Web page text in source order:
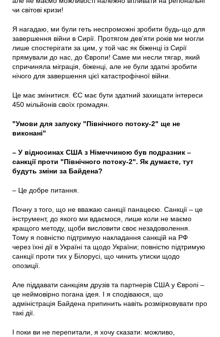
чи світові кризи!
Я нагадаю, ми були геть неспроможні зробити будь-що для
завершення війни в Сирії. Протягом дев’яти років ми могли
лише спостерігати за цим, у той час як біженці із Сирії
прямували до нас, до Європи! Саме ми несли тягар, який
спричиняла міграція, біженці, але не були здатні зробити
нічого для завершення цієї катастрофічної війни.
Це має змінитися. ЄС має бути здатний захищати інтереси
450 мільйонів своїх громадян.
"Умови для запуску "Північного потоку-2" ще не
виконані"
– У відносинах США з Німеччиною був подразник –
санкції проти "Північного потоку-2". Як думаєте, тут
будуть зміни за Байдена?
– Це добре питання.
Почну з того, що не вважаю санкції панацеєю. Санкції – це
інструмент, до якого ми вдаємося, лише коли не маємо
кращого методу, щоби висловити своє незадоволення.
Тому я повністю підтримую накладання санкцій на РФ
через їхні дії в Україні та щодо України; повністю підтримую
санкції проти тих у Білорусі, що чинить утиски щодо
опозиції.
Але піддавати санкціям друзів та партнерів США у Європі –
це неймовірно погана ідея. І я сподіваюся, що
адміністрація Байдена припинить навіть розмірковувати про
такі дії.
І поки ви не перепитали, я хочу сказати: можливо,